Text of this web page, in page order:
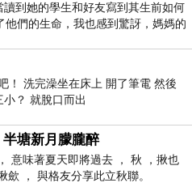
到她的學生和好友寫到其生前如何
們的生命，我也感到驚訝，媽媽的
！ 洗完澡坐在床上 開了筆電 然後
？ 就脫口而出
塘新月朦朧醉
意味著夏天即將過去 ， 秋 ，揪也
歛 ， 與格友分享此立秋聯。